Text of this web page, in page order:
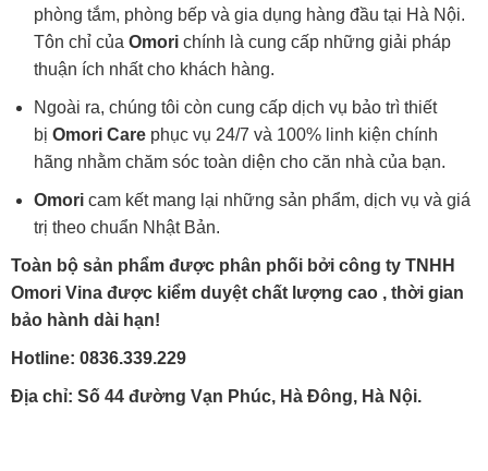
phòng tắm, phòng bếp và gia dụng hàng đầu tại Hà Nội.
Tôn chỉ của Omorichính là cung cấp những giải pháp
thuận ích nhất cho khách hàng.
Ngoài ra, chúng tôi còn cung cấp dịch vụ bảo trì thiết
bị Omori Carephục vụ 24/7 và 100% linh kiện chính
hãng nhằm chăm sóc toàn diện cho căn nhà của bạn.
Omoricam kết mang lại những sản phẩm, dịch vụ và giá
trị theo chuẩn Nhật Bản.
Toàn bộ sản phẩm được phân phối bởi công ty TNHH
Omori Vina được kiểm duyệt chất lượng cao , thời gian
bảo hành dài hạn!
Hotline: 0836.339.229
Địa chỉ: Số 44 đường Vạn Phúc, Hà Đông, Hà Nội.